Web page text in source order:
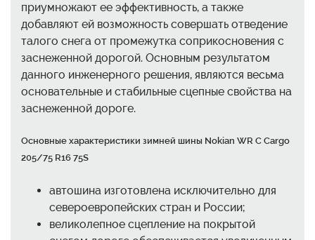
приумножают ее эффективность, а также
добавляют ей возможность совершать отведение
талого снега от промежутка соприкосновения с
заснеженной дорогой. Основным результатом
данного инженерного решения, являются весьма
основательные и стабильные сцепные свойства на
заснеженной дороге.
Основные характеристики зимней шины Nokian WR C Cargo
205/75 R16 75S
автошина изготовлена исключительно для
североевропейских стран и России;
великолепное сцепление на покрытой